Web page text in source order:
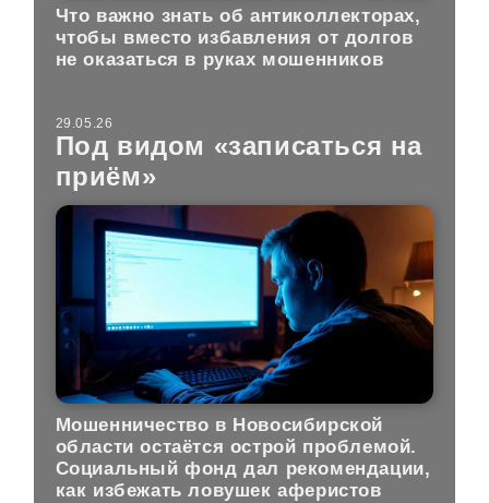
Что важно знать об антиколлекторах,
чтобы вместо избавления от долгов
не оказаться в руках мошенников
29.05.26
Под видом «записаться на
приём»
Мошенничество в Новосибирской
области остаётся острой проблемой.
Социальный фонд дал рекомендации,
как избежать ловушек аферистов